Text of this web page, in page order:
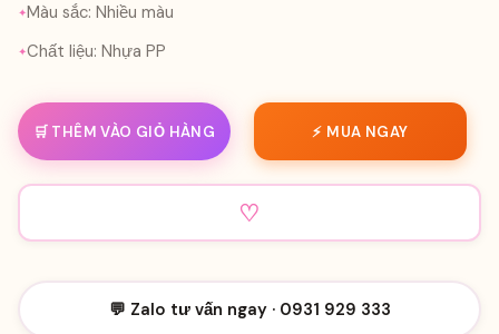
Màu sắc: Nhiều màu
Chất liệu: Nhựa PP
🛒 THÊM VÀO GIỎ HÀNG ⚡ MUA NGAY
♡
💬 Zalo tư vấn ngay · 0931 929 333